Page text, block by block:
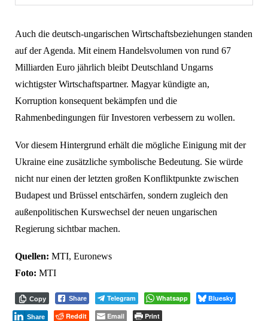
Auch die deutsch-ungarischen Wirtschaftsbeziehungen standen
auf der Agenda. Mit einem Handelsvolumen von rund 67
Milliarden Euro jährlich bleibt Deutschland Ungarns
wichtigster Wirtschaftspartner. Magyar kündigte an,
Korruption konsequent bekämpfen und die
Rahmenbedingungen für Investoren verbessern zu wollen.
Vor diesem Hintergrund erhält die mögliche Einigung mit der
Ukraine eine zusätzliche symbolische Bedeutung. Sie würde
nicht nur einen der letzten großen Konfliktpunkte zwischen
Budapest und Brüssel entschärfen, sondern zugleich den
außenpolitischen Kurswechsel der neuen ungarischen
Regierung sichtbar machen.
Quellen: MTI, Euronews
Foto: MTI
Copy Share Telegram Whatsapp Bluesky
Share Reddit Email Print